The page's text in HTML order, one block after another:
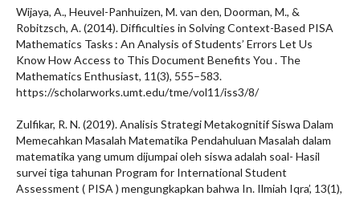
Wijaya, A., Heuvel-Panhuizen, M. van den, Doorman, M., &
Robitzsch, A. (2014). Difficulties in Solving Context-Based PISA
Mathematics Tasks : An Analysis of Students’ Errors Let Us
Know How Access to This Document Benefits You . The
Mathematics Enthusiast, 11(3), 555–583.
https://scholarworks.umt.edu/tme/vol11/iss3/8/
Zulfikar, R. N. (2019). Analisis Strategi Metakognitif Siswa Dalam
Memecahkan Masalah Matematika Pendahuluan Masalah dalam
matematika yang umum dijumpai oleh siswa adalah soal- Hasil
survei tiga tahunan Program for International Student
Assessment ( PISA ) mengungkapkan bahwa In. Ilmiah Iqra’, 13(1),